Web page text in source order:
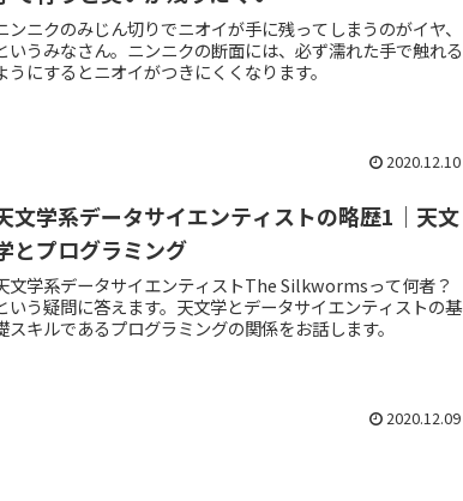
ンニクのみじん切りでニオイが手に残ってしまうのがイヤ、
いうみなさん。ニンニクの断面には、必ず濡れた手で触れる
うにするとニオイがつきにくくなります。
2020.12.10
文学系データサイエンティストの略歴1｜天文
とプログラミング
文学系データサイエンティストThe Silkwormsって何者？
いう疑問に答えます。天文学とデータサイエンティストの基
スキルであるプログラミングの関係をお話します。
2020.12.09